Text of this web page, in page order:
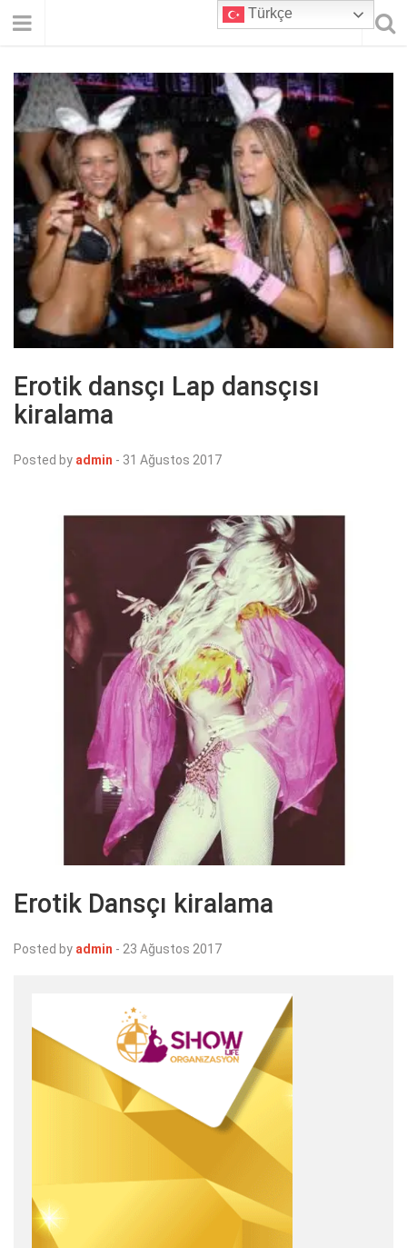
Erotik dansçı Lap dansçısı
kiralama
Posted by admin - 31 Ağustos 2017
Erotik Dansçı kiralama
Posted by admin - 23 Ağustos 2017
Türkçe